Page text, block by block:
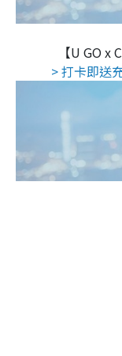
【U GO x
> 打卡即送